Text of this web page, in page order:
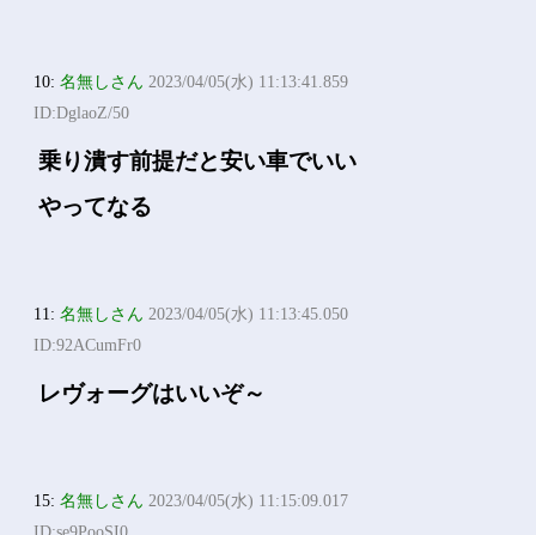
10:名無しさん 2023/04/05(水) 11:13:41.859
ID:DglaoZ/50
乗り潰す前提だと安い車でいい
やってなる
11:名無しさん 2023/04/05(水) 11:13:45.050
ID:92ACumFr0
レヴォーグはいいぞ～
15:名無しさん 2023/04/05(水) 11:15:09.017